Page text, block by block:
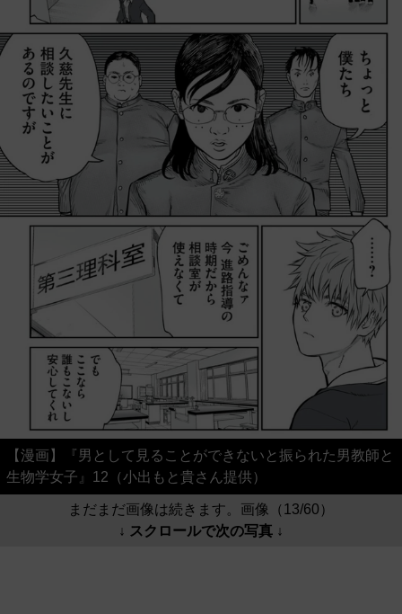
【漫画】『男として見ることができないと振られた男教師と
生物学女子』12（小出もと貴さん提供）
まだまだ画像は続きます。画像（13/60）
↓ スクロールで次の写真 ↓